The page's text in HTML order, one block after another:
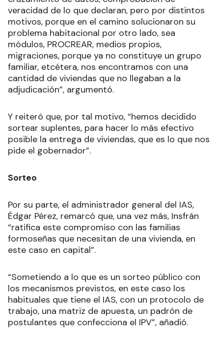
veracidad de lo que declaran, pero por distintos
motivos, porque en el camino solucionaron su
problema habitacional por otro lado, sea
módulos, PROCREAR, medios propios,
migraciones, porque ya no constituye un grupo
familiar, etcétera, nos encontramos con una
cantidad de viviendas que no llegaban a la
adjudicación”, argumentó.
Y reiteró que, por tal motivo, “hemos decidido
sortear suplentes, para hacer lo más efectivo
posible la entrega de viviendas, que es lo que nos
pide el gobernador”.
Sorteo
Por su parte, el administrador general del IAS,
Édgar Pérez, remarcó que, una vez más, Insfrán
“ratifica este compromiso con las familias
formoseñas que necesitan de una vivienda, en
este caso en capital”.
“Sometiendo a lo que es un sorteo público con
los mecanismos previstos, en este caso los
habituales que tiene el IAS, con un protocolo de
trabajo, una matriz de apuesta, un padrón de
postulantes que confecciona el IPV”, añadió.